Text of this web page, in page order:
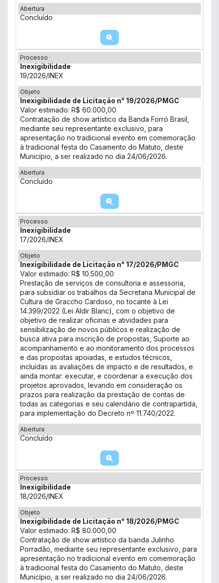
Abertura
Concluído
Processo
Inexigibilidade
19/2026/INEX
Objeto
Inexigibilidade de Licitação n° 19/2026/PMGC
Valor estimado: R$ 60.000,00
Contratação de show artístico da Banda Forró Brasil,
mediante seu representante exclusivo, para
apresentação no tradicional evento em comemoração
à tradicional festa do Casamento do Matuto, deste
Município, a ser realizado no dia 24/06/2026.
Abertura
Concluído
Processo
Inexigibilidade
17/2026/INEX
Objeto
Inexigibilidade de Licitação n° 17/2026/PMGC
Valor estimado: R$ 10.500,00
Prestação de serviços de consultoria e assessoria,
para subsidiar os trabalhos da Secretaria Municipal de
Cultura de Graccho Cardoso, no tocante à Lei
14.399/2022 (Lei Aldir Blanc), com o objetivo de
objetivo de realizar oficinas e atividades para
sensibilização de novos públicos e realização de
busca ativa para inscrição de propostas, Suporte ao
acompanhamento e ao monitoramento dos processos
e das propostas apoiadas, e estudos técnicos,
incluídas as avaliações de impacto e de resultados, e
ainda montar: executar, e coordenar a execução dos
projetos aprovados, levando em consideração os
prazos para realização da prestação de contas de
todas as categorias e seu calendário de contrapartida,
para implementação do Decreto nº 11.740/2022.
Abertura
Concluído
Processo
Inexigibilidade
18/2026/INEX
Objeto
Inexigibilidade de Licitação n° 18/2026/PMGC
Valor estimado: R$ 80.000,00
Contratação de show artístico da banda Julinho
Porradão, mediante seu representante exclusivo, para
apresentação no tradicional evento em comemoração
à tradicional festa do Casamento do Matuto, deste
Município, a ser realizado no dia 24/06/2026.